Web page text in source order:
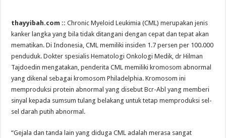
thayyibah.com :: Chronic Myeloid Leukimia (CML) merupakan jenis
kanker langka yang bila tidak ditangani dengan cepat dan tepat akan
mematikan. Di Indonesia, CML memiliki insiden 1.7 persen per 100.000
penduduk. Dokter spesialis Hematologi Onkologi Medik, dr Hilman
Tajdoedin mengatakan, penderita CML memiliki kromosom abnormal
yang dikenal sebagai kromosom Philadelphia. Kromosom ini
memproduksi protein abnormal yang disebut Bcr-Abl yang memberi
sinyal kepada sumsum tulang belakang untuk tetap memproduksi sel-
sel darah putih abnormal.
“Gejala dan tanda lain yang diduga CML adalah merasa sangat